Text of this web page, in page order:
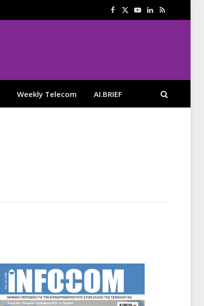
Facebook
X
YouTube
LinkedIn
RSS
Weekly Telecom AI.BRIEF